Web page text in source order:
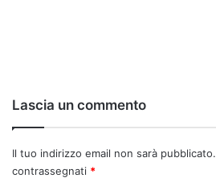
Lascia un commento
Il tuo indirizzo email non sarà pubblicato.
contrassegnati *